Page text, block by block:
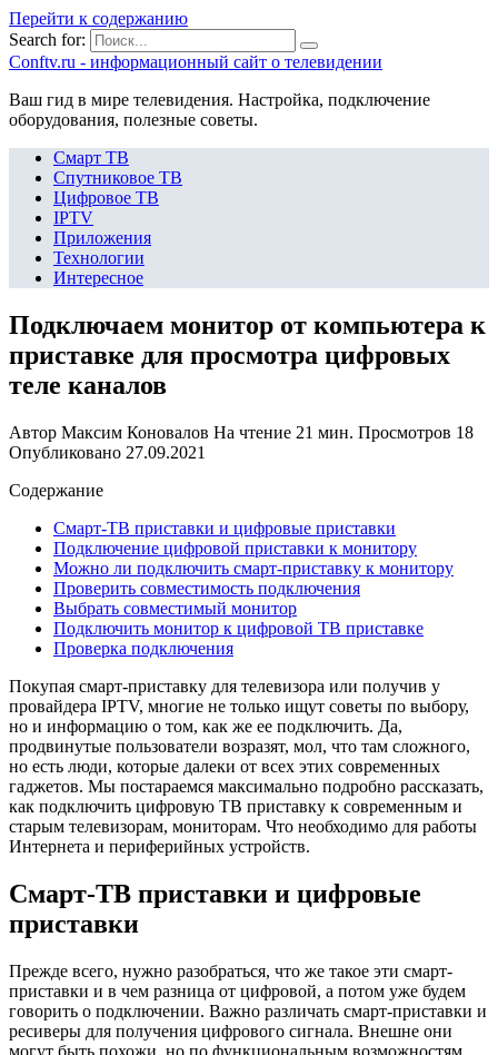
Перейти к содержанию
Search for:
Сonftv.ru - информационный сайт о телевидении
Ваш гид в мире телевидения. Настройка, подключение
оборудования, полезные советы.
Смарт ТВ
Спутниковое ТВ
Цифровое ТВ
IPTV
Приложения
Технологии
Интересное
Подключаем монитор от компьютера к
приставке для просмотра цифровых
теле каналов
Автор Максим Коновалов На чтение 21 мин. Просмотров 18
Опубликовано 27.09.2021
Содержание
Смарт-ТВ приставки и цифровые приставки
Подключение цифровой приставки к монитору
Можно ли подключить смарт-приставку к монитору
Проверить совместимость подключения
Выбрать совместимый монитор
Подключить монитор к цифровой ТВ приставке
Проверка подключения
Покупая смарт-приставку для телевизора или получив у
провайдера IPTV, многие не только ищут советы по выбору,
но и информацию о том, как же ее подключить. Да,
продвинутые пользователи возразят, мол, что там сложного,
но есть люди, которые далеки от всех этих современных
гаджетов. Мы постараемся максимально подробно рассказать,
как подключить цифровую ТВ приставку к современным и
старым телевизорам, мониторам. Что необходимо для работы
Интернета и периферийных устройств.
Смарт-ТВ приставки и цифровые
приставки
Прежде всего, нужно разобраться, что же такое эти смарт-
приставки и в чем разница от цифровой, а потом уже будем
говорить о подключении. Важно различать смарт-приставки и
ресиверы для получения цифрового сигнала. Внешне они
могут быть похожи, но по функциональным возможностям